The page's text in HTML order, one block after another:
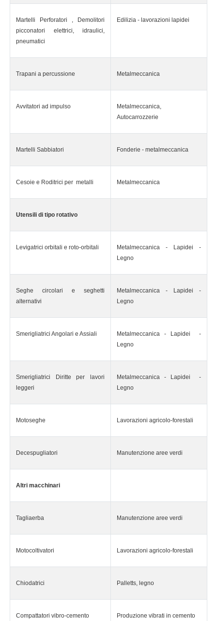
Martelli Perforatori , Demolitori
picconatori elettrici, idraulici,
pneumatici
Edilizia - lavorazioni lapidei
Trapani a percussione Metalmeccanica
Avvitatori ad impulso
Metalmeccanica,
Autocarrozzerie
Martelli Sabbiatori Fonderie - metalmeccanica
Cesoie e Roditrici per metalli Metalmeccanica
Utensili di tipo rotativo
Levigatrici orbitali e roto-orbitali
Metalmeccanica - Lapidei -
Legno
Seghe circolari e seghetti
alternativi
Metalmeccanica - Lapidei -
Legno
Smerigliatrici Angolari e Assiali
Metalmeccanica - Lapidei -
Legno
Smerigliatrici Diritte per lavori
leggeri
Metalmeccanica - Lapidei -
Legno
Motoseghe Lavorazioni agricolo-forestali
Decespugliatori Manutenzione aree verdi
Altri macchinari
Tagliaerba Manutenzione aree verdi
Motocoltivatori Lavorazioni agricolo-forestali
Chiodatrici Palletts, legno
Compattatori vibro-cemento Produzione vibrati in cemento